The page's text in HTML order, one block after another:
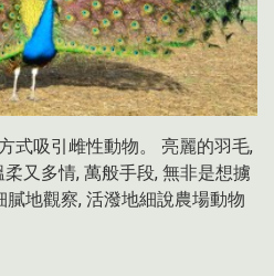
式吸引雌性動物。 亮麗的羽毛,
又多情, 萬般手段, 無非是想擄
地觀察, 活潑地細說農場動物